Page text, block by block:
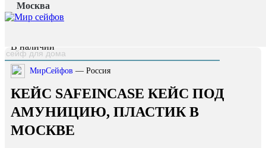
Москва
Главная страница
Каталог /
В наличии
МирСейфов — Россия
КЕЙС SAFEINCASE КЕЙС ПОД
АМУНИЦИЮ, ПЛАСТИК В
МОСКВЕ